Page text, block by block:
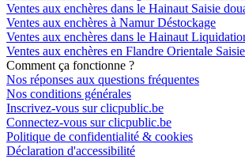
Ventes aux enchères dans le Hainaut Saisie
Ventes aux enchères à Namur Déstockage
Ventes aux enchères dans le Hainaut
Ventes aux enchères en Flandre Orientale
Comment ça fonctionne ?
Nos réponses aux questions fréquentes
Nos conditions générales
Inscrivez-vous sur clicpublic.be
Connectez-vous sur clicpublic.be
Politique de confidentialité & cookies
Déclaration d'accessibilité